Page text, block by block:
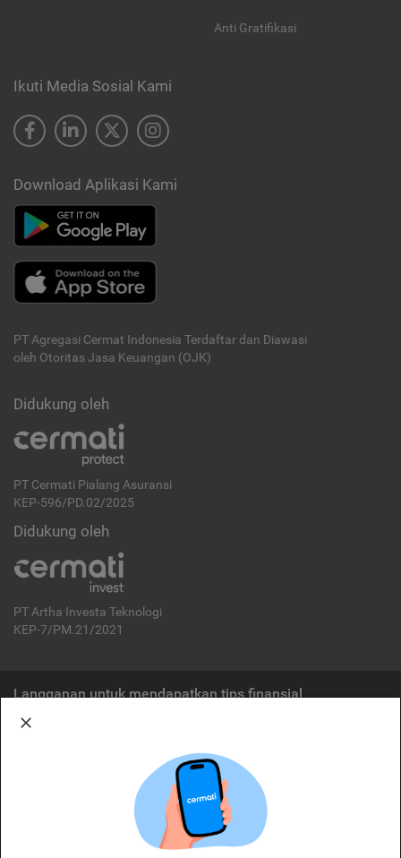
Anti Gratifikasi
Ikuti Media Sosial Kami
Download Aplikasi Kami
PT Agregasi Cermat Indonesia Terdaftar dan Diawasi
oleh Otoritas Jasa Keuangan (OJK)
Didukung oleh
PT Cermati Pialang Asuransi
KEP-596/PD.02/2025
Didukung oleh
PT Artha Investa Teknologi
KEP-7/PM.21/2021
Langganan untuk mendapatkan tips finansial
Cermati merupakan penyelenggara agregasi jasa keuangan yang terdaftar di
OJK. Oleh karena itu, produk dan/atau layanan jasa keuangan yang
ditawarkan bukan merupakan produk dan/atau layanan jasa keuangan yang
diterbitkan oleh Cermati dan Cermati tidak bertanggung jawab atas tuntutan